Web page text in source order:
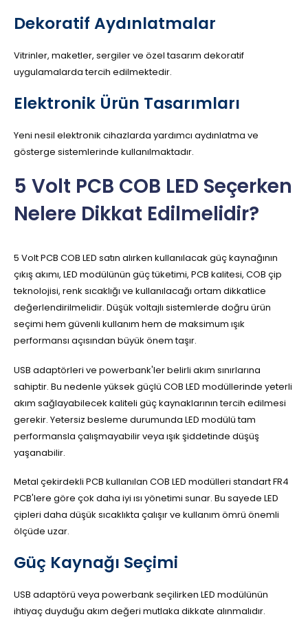
Dekoratif Aydınlatmalar
Vitrinler, maketler, sergiler ve özel tasarım dekoratif
uygulamalarda tercih edilmektedir.
Elektronik Ürün Tasarımları
Yeni nesil elektronik cihazlarda yardımcı aydınlatma ve
gösterge sistemlerinde kullanılmaktadır.
5 Volt PCB COB LED Seçerken
Nelere Dikkat Edilmelidir?
5 Volt PCB COB LED satın alırken kullanılacak güç kaynağının
çıkış akımı, LED modülünün güç tüketimi, PCB kalitesi, COB çip
teknolojisi, renk sıcaklığı ve kullanılacağı ortam dikkatlice
değerlendirilmelidir. Düşük voltajlı sistemlerde doğru ürün
seçimi hem güvenli kullanım hem de maksimum ışık
performansı açısından büyük önem taşır.
USB adaptörleri ve powerbank'ler belirli akım sınırlarına
sahiptir. Bu nedenle yüksek güçlü COB LED modüllerinde yeterli
akım sağlayabilecek kaliteli güç kaynaklarının tercih edilmesi
gerekir. Yetersiz besleme durumunda LED modülü tam
performansla çalışmayabilir veya ışık şiddetinde düşüş
yaşanabilir.
Metal çekirdekli PCB kullanılan COB LED modülleri standart FR4
PCB'lere göre çok daha iyi ısı yönetimi sunar. Bu sayede LED
çipleri daha düşük sıcaklıkta çalışır ve kullanım ömrü önemli
ölçüde uzar.
Güç Kaynağı Seçimi
USB adaptörü veya powerbank seçilirken LED modülünün
ihtiyaç duyduğu akım değeri mutlaka dikkate alınmalıdır.